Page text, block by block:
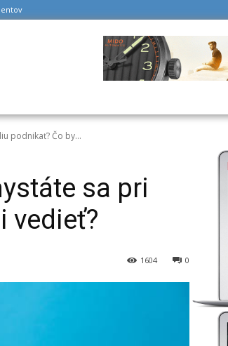
podnikať? Čo by...
sa pri
vedieť?
0
1604